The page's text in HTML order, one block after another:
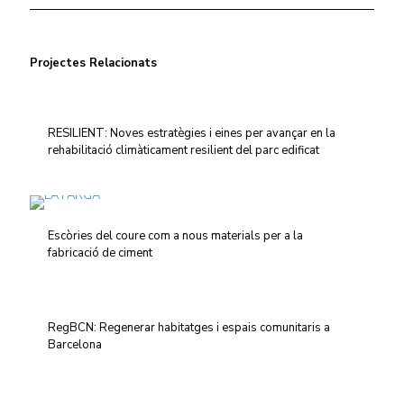
Projectes Relacionats
RESILIENT: Noves estratègies i eines per avançar en la
rehabilitació climàticament resilient del parc edificat
Escòries del coure com a nous materials per a la
fabricació de ciment
RegBCN: Regenerar habitatges i espais comunitaris a
Barcelona